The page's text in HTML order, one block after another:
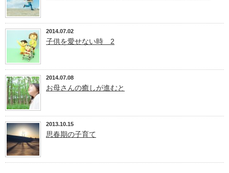
2014.07.02
子供を愛せない時 2
2014.07.08
お母さんの癒しが進むと
2013.10.15
思春期の子育て